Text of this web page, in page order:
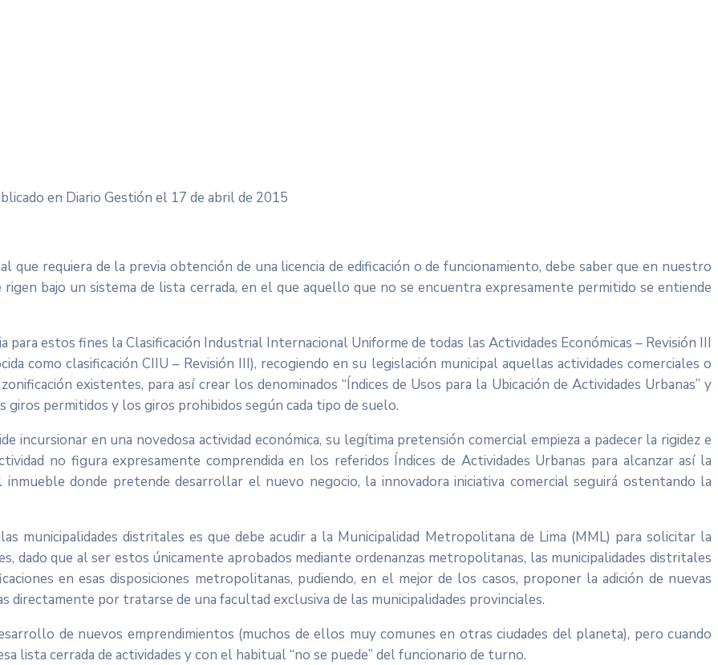
en Diario Gestión el 17 de abril de 2015
que requiera de la previa obtención de una licencia de edificación o de funcionamiento, debe saber que en nuestro
bajo un sistema de lista cerrada, en el que aquello que no se encuentra expresamente permitido se entiende
para estos fines la Clasificación Industrial Internacional Uniforme de todas las Actividades Económicas – Revisión III
como clasificación CIIU – Revisión III), recogiendo en su legislación municipal aquellas actividades comerciales o
existentes, para así crear los denominados “Índices de Usos para la Ubicación de Actividades Urbanas” y
permitidos y los giros prohibidos según cada tipo de suelo.
incursionar en una novedosa actividad económica, su legítima pretensión comercial empieza a padecer la rigidez e
no figura expresamente comprendida en los referidos Índices de Actividades Urbanas para alcanzar así la
donde pretende desarrollar el nuevo negocio, la innovadora iniciativa comercial seguirá ostentando la
municipalidades distritales es que debe acudir a la Municipalidad Metropolitana de Lima (MML) para solicitar la
dado que al ser estos únicamente aprobados mediante ordenanzas metropolitanas, las municipalidades distritales
en esas disposiciones metropolitanas, pudiendo, en el mejor de los casos, proponer la adición de nuevas
directamente por tratarse de una facultad exclusiva de las municipalidades provinciales.
de nuevos emprendimientos (muchos de ellos muy comunes en otras ciudades del planeta), pero cuando
lista cerrada de actividades y con el habitual “no se puede” del funcionario de turno.